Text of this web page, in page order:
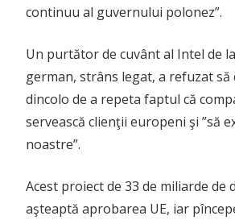
continuu al guvernului polonez”.
Un purtător de cuvânt al Intel de
german, strâns legat, a refuzat să
dincolo de a repeta faptul că
servească clienţii europeni şi ”să
noastre”.
Acest proiect de 33 de miliarde de
aşteaptă aprobarea UE, iar